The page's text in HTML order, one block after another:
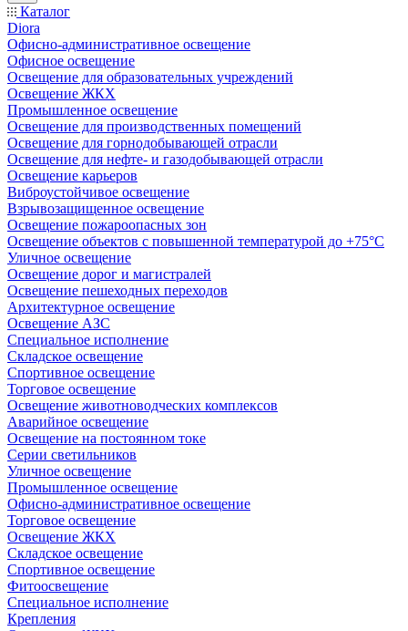
Каталог
Diora
Офисно-административное освещение
Офисное освещение
Освещение для образовательных учреждений
Освещение ЖКХ
Промышленное освещение
Освещение для производственных помещений
Освещение для горнодобывающей отрасли
Освещение для нефте- и газодобывающей отрасли
Освещение карьеров
Виброустойчивое освещение
Взрывозащищенное освещение
Освещение пожароопасных зон
Освещение объектов с повышенной температурой до +75°C
Уличное освещение
Освещение дорог и магистралей
Освещение пешеходных переходов
Архитектурное освещение
Освещение АЗС
Специальное исполнение
Складское освещение
Спортивное освещение
Торговое освещение
Освещение животноводческих комплексов
Аварийное освещение
Освещение на постоянном токе
Серии светильников
Уличное освещение
Промышленное освещение
Офисно-административное освещение
Торговое освещение
Освещение ЖКХ
Складское освещение
Спортивное освещение
Фитоосвещение
Специальное исполнение
Крепления